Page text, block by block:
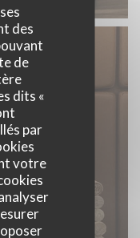
des
de
dits «
par
votre